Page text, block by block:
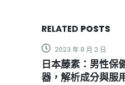
RELATED POSTS
：男性保健品的安全利
成分與服用技巧